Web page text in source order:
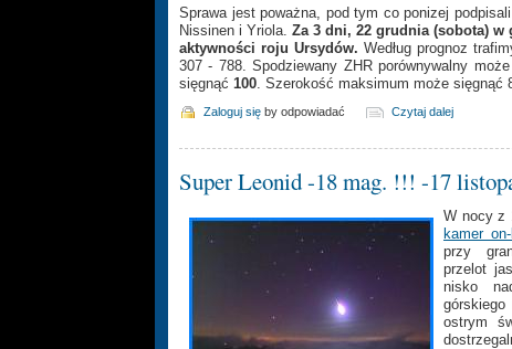
Sprawa jest poważna, pod tym co ponizej
Nissinen i Yriola. Za 3 dni, 22 grudnia (sobota) w
aktywności roju Ursydów. Według prognoz
307 - 788. Spodziewany ZHR porównywalny
sięgnąć 100 . Szerokość maksimum może sięgnąć
Zaloguj się by odpowiadać Czytaj dalej
Super Leonid -18 mag. !!! -17
W nocy z
kamer
przy
przelot
nisko
górskiego
ostrym